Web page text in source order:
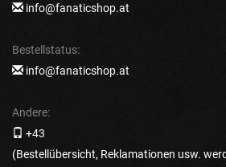
info@fanaticshop.at
Bestellstatus:
info@fanaticshop.at
Andere:
+43
(Bestellübersicht, Reklamationen usw.